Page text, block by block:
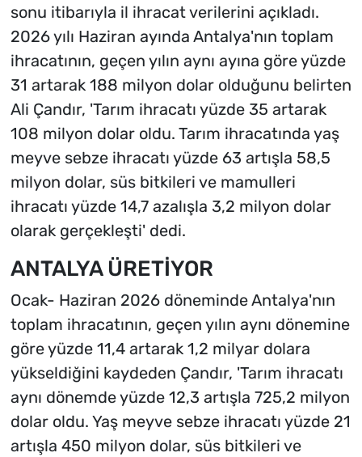
sonu itibarıyla il ihracat verilerini açıkladı.
2026 yılı Haziran ayında Antalya'nın toplam
ihracatının, geçen yılın aynı ayına göre yüzde
31 artarak 188 milyon dolar olduğunu belirten
Ali Çandır, 'Tarım ihracatı yüzde 35 artarak
108 milyon dolar oldu. Tarım ihracatında yaş
meyve sebze ihracatı yüzde 63 artışla 58,5
milyon dolar, süs bitkileri ve mamulleri
ihracatı yüzde 14,7 azalışla 3,2 milyon dolar
olarak gerçekleşti' dedi.
ANTALYA ÜRETİYOR
Ocak- Haziran 2026 döneminde Antalya'nın
toplam ihracatının, geçen yılın aynı dönemine
göre yüzde 11,4 artarak 1,2 milyar dolara
yükseldiğini kaydeden Çandır, 'Tarım ihracatı
aynı dönemde yüzde 12,3 artışla 725,2 milyon
dolar oldu. Yaş meyve sebze ihracatı yüzde 21
artışla 450 milyon dolar, süs bitkileri ve